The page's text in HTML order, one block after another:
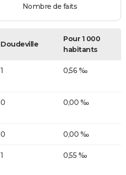
Nombre de faits
Doudeville
Pour 1 000
habitants
1 0,56 ‰
0 0,00 ‰
0 0,00 ‰
1 0,55 ‰